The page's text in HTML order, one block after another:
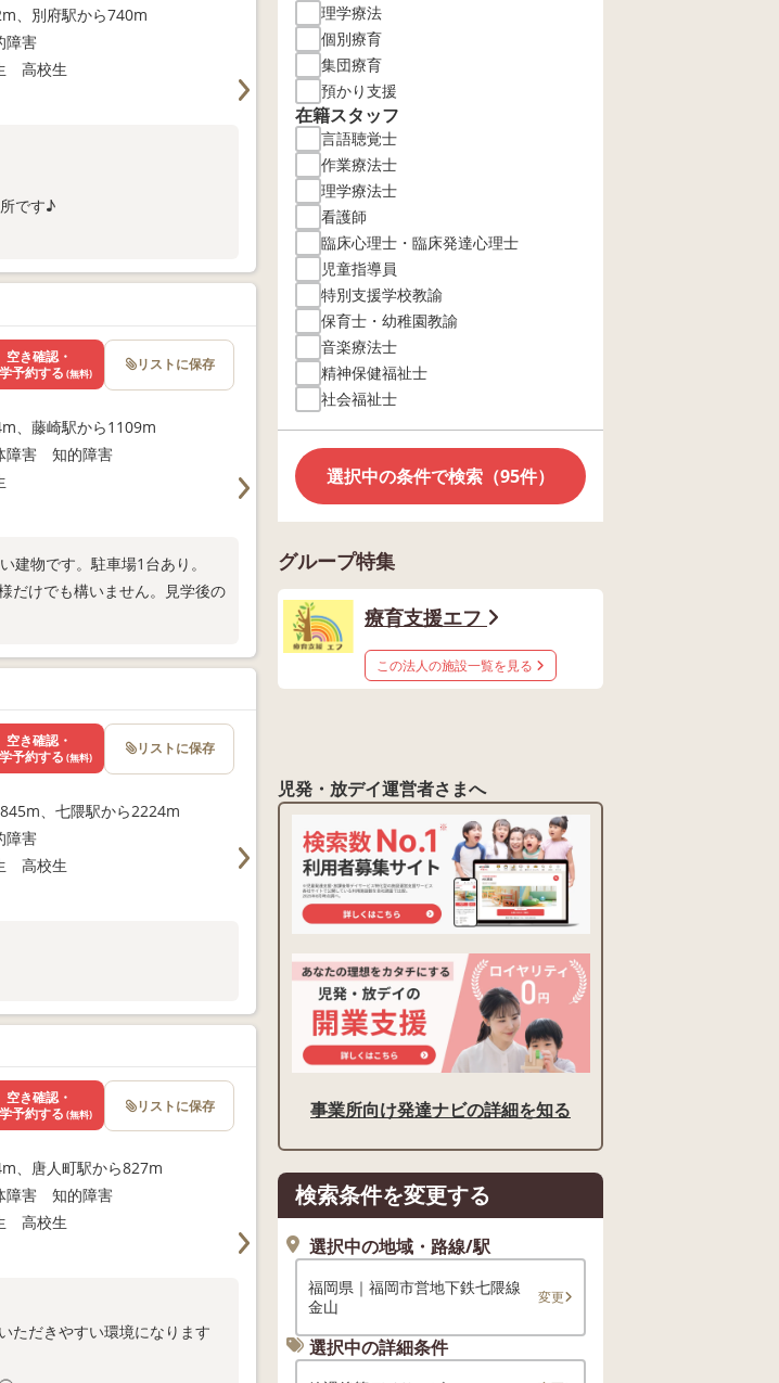
、別府駅から740m
害
高校生
です♪
、藤崎駅から1109m
障害 知的障害
建物です。駐車場1台あり。
だけでも構いません。見学後の
空き確認・
予約する (無料) リストに保存
、七隈駅から2224m
害
高校生
空き確認・
予約する (無料) リストに保存
、唐人町駅から827m
障害 知的障害
高校生
ただきやすい環境になります
空き確認・
予約する (無料) リストに保存
理学療法
個別療育
集団療育
預かり支援
在籍スタッフ
言語聴覚士
作業療法士
理学療法士
看護師
臨床心理士・臨床発達心理士
児童指導員
特別支援学校教諭
保育士・幼稚園教諭
音楽療法士
精神保健福祉士
社会福祉士
選択中の条件で検索（95件）
グループ特集
療育支援エフ
この法人の施設一覧を見る
児発・放デイ運営者さまへ
事業所向け発達ナビの詳細を知る
検索条件を変更する
選択中の地域・路線/駅
福岡県｜福岡市営地下鉄七隈線
金山
変更
選択中の詳細条件